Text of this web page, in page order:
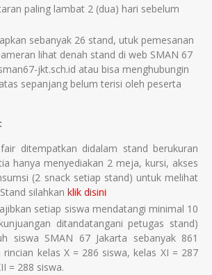
paling lambat 2 (dua) hari sebelum
sebanyak 26 stand, utuk pemesanan
lihat denah stand di web SMAN 67
jkt.sch.id atau bisa menghubungin
sepanjang belum terisi oleh peserta
ditempatkan didalam stand berukuran
hanya menyediakan 2 meja, kursi, akses
(2 snack setiap stand) untuk melihat
silahkan klik disini
setiap siswa mendatangi minimal 10
ditandatangani petugas stand)
siswa SMAN 67 Jakarta sebanyak 861
rincian kelas X = 286 siswa, kelas XI = 287
= 288 siswa.